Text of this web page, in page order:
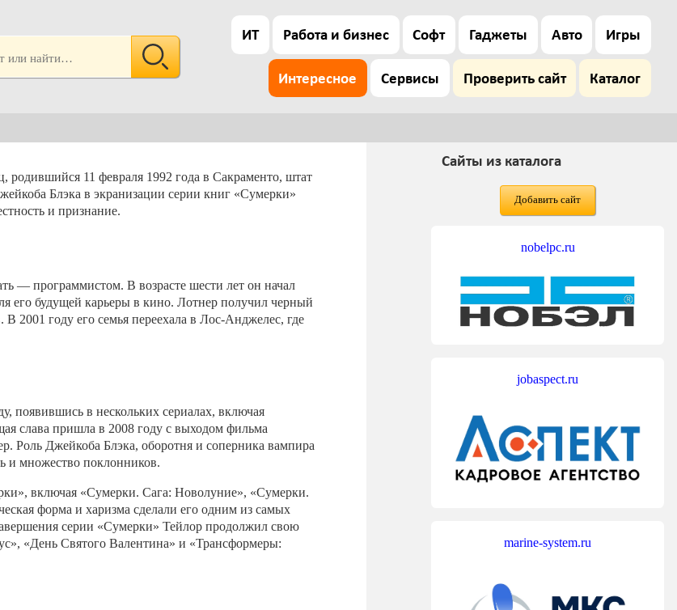
ИТ Работа и бизнес Софт Гаджеты Авто Игры
Интересное Сервисы Проверить сайт Каталог
родившийся 11 февраля 1992 года в Сакраменто, штат
Блэка в экранизации серии книг «Сумерки»
и признание.
— программистом. В возрасте шести лет он начал
его будущей карьеры в кино. Лотнер получил черный
2001 году его семья переехала в Лос-Анджелес, где
появившись в нескольких сериалах, включая
слава пришла в 2008 году с выходом фильма
Роль Джейкоба Блэка, оборотня и соперника вампира
и множество поклонников.
включая «Сумерки. Сага: Новолуние», «Сумерки.
форма и харизма сделали его одним из самых
серии «Сумерки» Тейлор продолжил свою
«День Святого Валентина» и «Трансформеры:
Сайты из каталога
Добавить сайт
nobelpc.ru
jobaspect.ru
marine-system.ru